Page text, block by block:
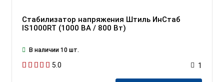
Стабилизатор напряжения Штиль ИнСтаб
IS1000RT (1000 ВА / 800 Вт)
В наличии 10 шт.
5.0 1